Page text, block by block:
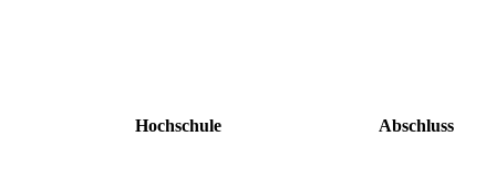
Hochschule Abschluss